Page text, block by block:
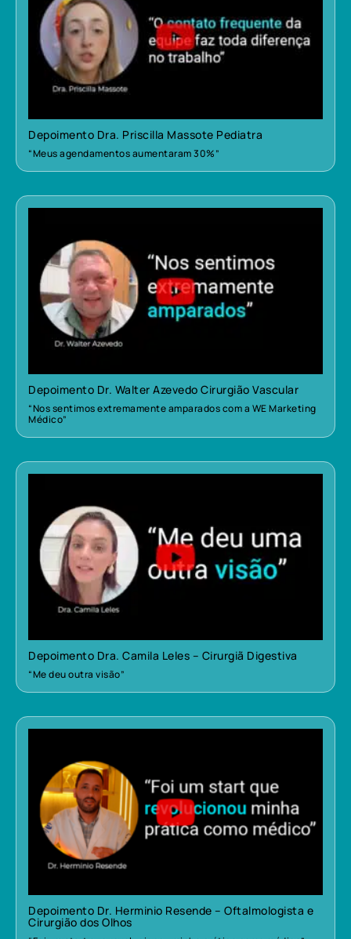
Depoimento Dra. Priscilla Massote Pediatra
“Meus agendamentos aumentaram 30%”
Depoimento Dr. Walter Azevedo Cirurgião Vascular
“Nos sentimos extremamente amparados com a WE Marketing
Médico”
Depoimento Dra. Camila Leles – Cirurgiã Digestiva
“Me deu outra visão”
Depoimento Dr. Herminio Resende – Oftalmologista e
Cirurgião dos Olhos